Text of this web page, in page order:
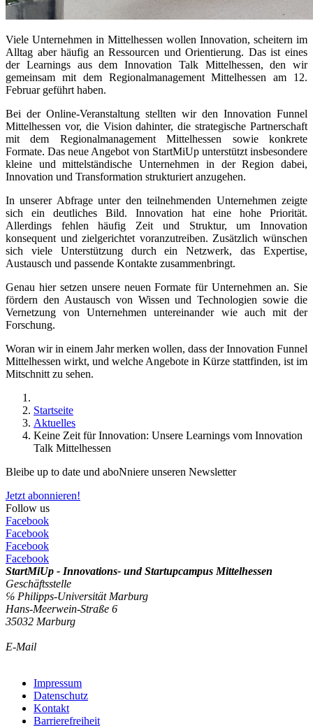
Viele Unternehmen in Mittelhessen wollen Innovation, scheitern im
Alltag aber häufig an Ressourcen und Orientierung. Das ist eines
der Learnings aus dem Innovation Talk Mittelhessen, den wir
gemeinsam mit dem Regionalmanagement Mittelhessen am 12.
Februar geführt haben.
Bei der Online-Veranstaltung stellten wir den Innovation Funnel
Mittelhessen vor, die Vision dahinter, die strategische Partnerschaft
mit dem Regionalmanagement Mittelhessen sowie konkrete
Formate. Das neue Angebot von StartMiUp unterstützt insbesondere
kleine und mittelständische Unternehmen in der Region dabei,
Innovation und Transformation strukturiert anzugehen.
In unserer Abfrage unter den teilnehmenden Unternehmen zeigte
sich ein deutliches Bild. Innovation hat eine hohe Priorität.
Allerdings fehlen häufig Zeit und Struktur, um Innovation
konsequent und zielgerichtet voranzutreiben. Zusätzlich wünschen
sich viele Unterstützung durch ein Netzwerk, das Expertise,
Austausch und passende Kontakte zusammenbringt.
Genau hier setzen unsere neuen Formate für Unternehmen an. Sie
fördern den Austausch von Wissen und Technologien sowie die
Vernetzung von Unternehmen untereinander wie auch mit der
Forschung.
Woran wir in einem Jahr merken wollen, dass der Innovation Funnel
Mittelhessen wirkt, und welche Angebote in Kürze stattfinden, ist im
Mitschnitt zu sehen.
Startseite
Aktuelles
Keine Zeit für Innovation: Unsere Learnings vom Innovation
Talk Mittelhessen
Bleibe up to date und aboNniere unseren Newsletter
Jetzt abonnieren!
Follow us
Facebook
Facebook
Facebook
Facebook
StartMiUp - Innovations- und Startupcampus Mittelhessen
Geschäftsstelle
℅ Philipps-Universität Marburg
Hans-Meerwein-Straße 6
35032 Marburg
E-Mail
Impressum
Datenschutz
Kontakt
Barrierefreiheit